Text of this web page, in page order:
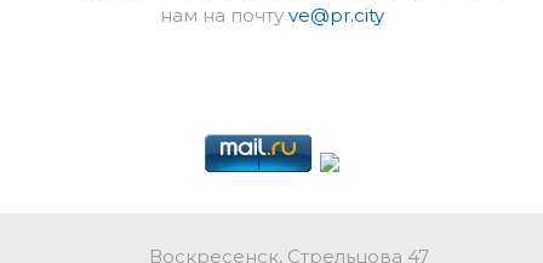
нам на почту ve@pr.city
Воскресенск, Стрельцова 47